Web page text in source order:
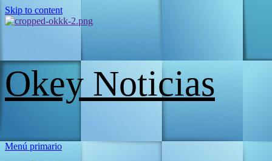
Skip to content
Okey Noticias
Menú primario